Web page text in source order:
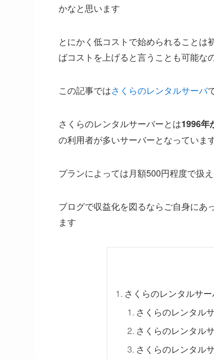
かなと思います
とにかく低コストで始められること
ばコストを上げると言うことも可能な
この記事ではさくらのレンタルサーバ
さくらのレンタルサーバーとは1996年
の利用者が多いサーバーとなっていま
プランによっては月額500円程度で扱
ブログで収益化を図るならご自身にあ
ます
さくらのレンタルサ
さくらのレンタル
さくらのレンタル
さくらのレンタル